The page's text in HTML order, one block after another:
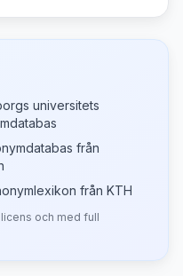
universitets
från
från KTH
och med full